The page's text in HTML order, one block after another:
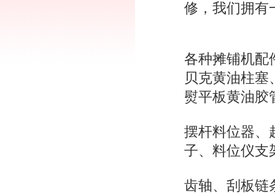
修，我们拥有
各种摊铺机配
贝克黄油柱
熨平板黄油胶
摆杆料位器、
子、料位仪支
齿轴、刮板链